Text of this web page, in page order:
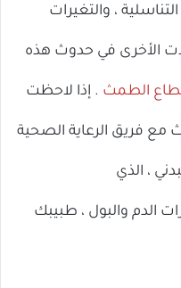
، والتغيرات
الأخرى في حدوث هذه
الطمث . إذا لاحظت
مع فريق الرعاية الصحية
، الذي
الدم والبول ، طبيبك